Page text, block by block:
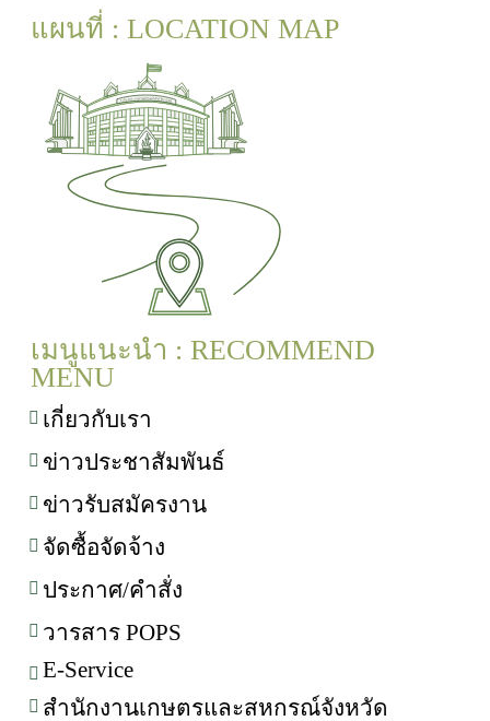
แผนที่ : LOCATION MAP
เมนูแนะนำ : RECOMMEND
MENU
เกี่ยวกับเรา
ข่าวประชาสัมพันธ์
ข่าวรับสมัครงาน
จัดซื้อจัดจ้าง
ประกาศ/คำสั่ง
วารสาร POPS
E-Service
สำนักงานเกษตรและสหกรณ์จังหวัด